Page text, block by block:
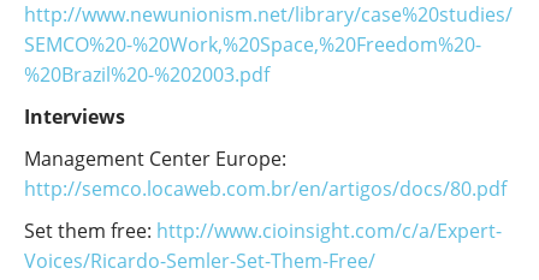
http://www.newunionism.net/library/case%20studies/
SEMCO%20-%20Work,%20Space,%20Freedom%20-
%20Brazil%20-%202003.pdf
Interviews
Management Center Europe:
http://semco.locaweb.com.br/en/artigos/docs/80.pdf
Set them free: http://www.cioinsight.com/c/a/Expert-
Voices/Ricardo-Semler-Set-Them-Free/